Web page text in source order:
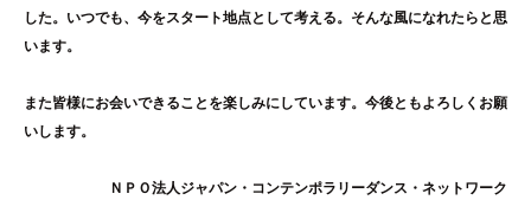
した。いつでも、今をスタート地点として考える。そんな風になれたらと思
います。
また皆様にお会いできることを楽しみにしています。今後ともよろしくお願
いします。
ＮＰＯ法人ジャパン・コンテンポラリーダンス・ネットワーク